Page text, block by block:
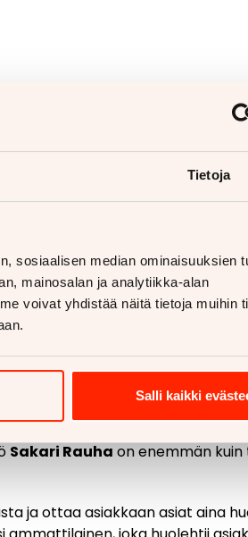
Tietoja
sosiaalisen median ominaisuuksien
mainosalan ja analytiikka-alan
voivat yhdistää näitä tietoja muihin
Salli kaikki
mieltä
kuitenkaan miettiä sijoitusta
2019 perustettu
Sakari Rauha on enemmän
ja ottaa asiakkaan asiat aina